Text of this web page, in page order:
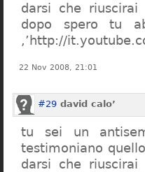
darsi che
dopo spero tu
,’http://
22 Nov 2008, 21:01
#29 david calo’
tu sei un
testimoniano
darsi che